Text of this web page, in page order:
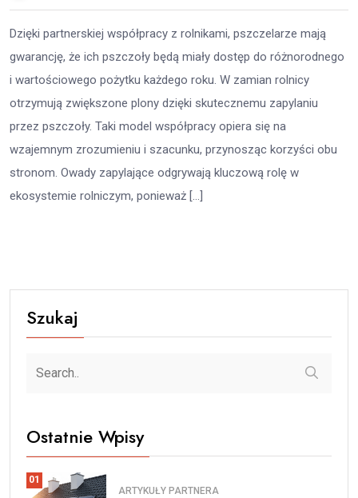
Dzięki partnerskiej współpracy z rolnikami, pszczelarze mają
gwarancję, że ich pszczoły będą miały dostęp do różnorodnego
i wartościowego pożytku każdego roku. W zamian rolnicy
otrzymują zwiększone plony dzięki skutecznemu zapylaniu
przez pszczoły. Taki model współpracy opiera się na
wzajemnym zrozumieniu i szacunku, przynosząc korzyści obu
stronom. Owady zapylające odgrywają kluczową rolę w
ekosystemie rolniczym, ponieważ […]
Szukaj
Ostatnie Wpisy
01
ARTYKUŁY PARTNERA